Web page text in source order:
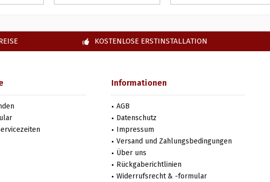
KOSTENLOSE ERSTINSTALLATION
Informationen
AGB
Datenschutz
Impressum
Versand und Zahlungsbedingungen
Über uns
Rückgaberichtlinien
Widerrufsrecht & -formular